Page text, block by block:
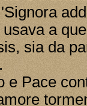
a
sia da
e Pace